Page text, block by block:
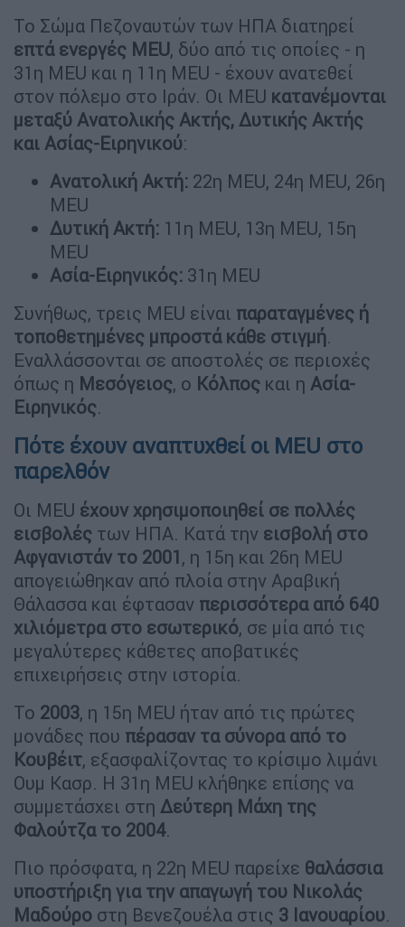
Το Σώμα Πεζοναυτών των ΗΠΑ διατηρεί
επτά ενεργές MEU, δύο από τις οποίες - η
31η MEU και η 11η MEU - έχουν ανατεθεί
στον πόλεμο στο Ιράν. Οι MEU κατανέμονται
μεταξύ Ανατολικής Ακτής, Δυτικής Ακτής
και Ασίας-Ειρηνικού:
Ανατολική Ακτή: 22η MEU, 24η MEU, 26η
MEU
Δυτική Ακτή: 11η MEU, 13η MEU, 15η
MEU
Ασία-Ειρηνικός: 31η MEU
Συνήθως, τρεις MEU είναι παραταγμένες ή
τοποθετημένες μπροστά κάθε στιγμή.
Εναλλάσσονται σε αποστολές σε περιοχές
όπως η Μεσόγειος, ο Κόλπος και η Ασία-
Ειρηνικός.
Πότε έχουν αναπτυχθεί οι MEU στο
παρελθόν
Οι MEU έχουν χρησιμοποιηθεί σε πολλές
εισβολές των ΗΠΑ. Κατά την εισβολή στο
Αφγανιστάν το 2001, η 15η και 26η MEU
απογειώθηκαν από πλοία στην Αραβική
Θάλασσα και έφτασαν περισσότερα από 640
χιλιόμετρα στο εσωτερικό, σε μία από τις
μεγαλύτερες κάθετες αποβατικές
επιχειρήσεις στην ιστορία.
Το 2003, η 15η MEU ήταν από τις πρώτες
μονάδες που πέρασαν τα σύνορα από το
Κουβέιτ, εξασφαλίζοντας το κρίσιμο λιμάνι
Ουμ Κασρ. Η 31η MEU κλήθηκε επίσης να
συμμετάσχει στη Δεύτερη Μάχη της
Φαλούτζα το 2004.
Πιο πρόσφατα, η 22η MEU παρείχε θαλάσσια
υποστήριξη για την απαγωγή του Νικολάς
Μαδούρο στη Βενεζουέλα στις 3 Ιανουαρίου.